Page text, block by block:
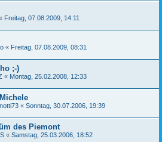
Freitag, 07.08.2009, 14:11
« Freitag, 07.08.2009, 08:31
;-)
« Montag, 25.02.2008, 12:33
« Sonntag, 30.07.2006, 19:39
des Piemont
« Samstag, 25.03.2006, 18:52